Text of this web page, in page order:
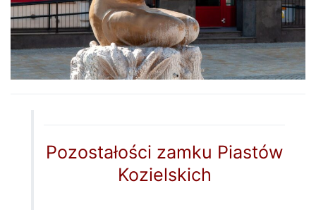
Pozostałości zamku Piastów
Kozielskich